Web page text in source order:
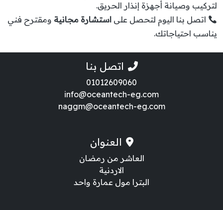
لتركيب وصيانة أجهزة إنذار الحريق.
اتصل بنا اليوم لتحصل على استشارة مجانية ومقترح فني
يناسب احتياجاتك.
اتصل بنا
01012609060
info@oceantech-eg.com
naggm@oceantech-eg.com
العنوان
العاشر من رمضان
الاردنية
البترا مول عمارة واحد